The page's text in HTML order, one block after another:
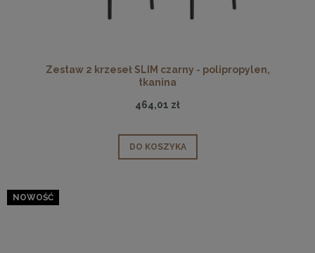
Zestaw 2 krzeseł SLIM czarny - polipropylen,
tkanina
464,01 zł
DO KOSZYKA
NOWOŚĆ